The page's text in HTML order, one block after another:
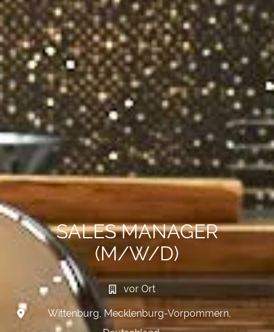
SALES MANAGER
(M/W/D)
vor Ort
Wittenburg, Mecklenburg-Vorpommern,